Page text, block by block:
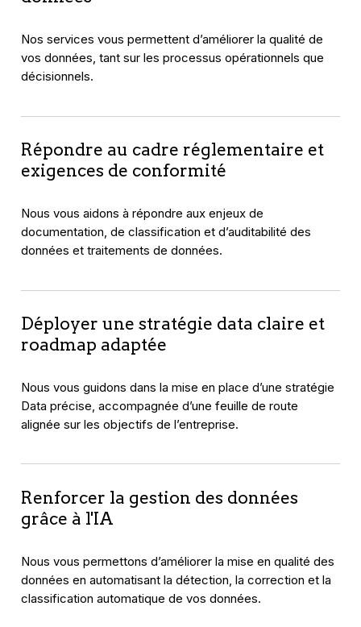
Nos services vous permettent d’améliorer la qualité de
vos données, tant sur les processus opérationnels que
décisionnels.
Répondre au cadre réglementaire et
exigences de conformité
Nous vous aidons à répondre aux enjeux de
documentation, de classification et d’auditabilité des
données et traitements de données.
Déployer une stratégie data claire et
roadmap adaptée
Nous vous guidons dans la mise en place d’une stratégie
Data précise, accompagnée d’une feuille de route
alignée sur les objectifs de l’entreprise.
Renforcer la gestion des données
grâce à l'IA
Nous vous permettons d’améliorer la mise en qualité des
données en automatisant la détection, la correction et la
classification automatique de vos données.